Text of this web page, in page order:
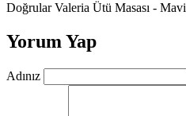
Doğrular Valeria Ütü Masası - Mavi
Yorum Yap
Adınız